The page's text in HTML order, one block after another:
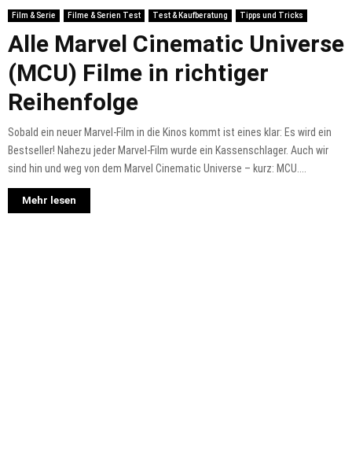
Film & Serie Filme & Serien Test Test & Kaufberatung Tipps und Tricks
Alle Marvel Cinematic Universe
(MCU) Filme in richtiger
Reihenfolge
Sobald ein neuer Marvel-Film in die Kinos kommt ist eines klar: Es wird ein
Bestseller! Nahezu jeder Marvel-Film wurde ein Kassenschlager. Auch wir
sind hin und weg von dem Marvel Cinematic Universe – kurz: MCU....
Mehr lesen